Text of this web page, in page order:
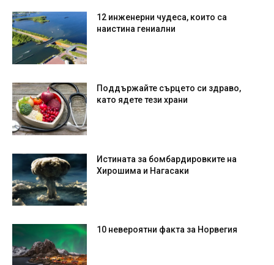
12 инженерни чудеса, които са
наистина гениални
Поддържайте сърцето си здраво,
като ядете тези храни
Истината за бомбардировките на
Хирошима и Нагасаки
10 невероятни факта за Норвегия